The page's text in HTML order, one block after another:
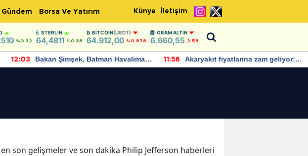
Gündem Borsa Ve Yatırım Künye İletişim
%0.32
STERLIN
64,4811 %0.38
BITCOIN(USDT)
64.912,00 %0.878
GRAM ALTIN
6.660,55 2,59
12:03
Bakan Şimşek, Batman Havalimanı
için umut verici açıklamalarda
11:56
Akaryakıt fiyatlarına zam geliyor:
Yeni tarih açıklandı
son gelişmeler ve son dakika Philip Jefferson haberleri